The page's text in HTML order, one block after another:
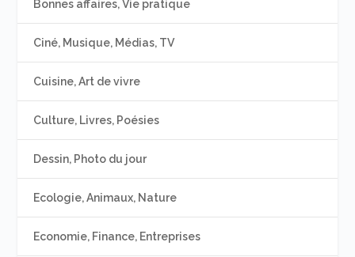
Bonnes affaires, Vie pratique
Ciné, Musique, Médias, TV
Cuisine, Art de vivre
Culture, Livres, Poésies
Dessin, Photo du jour
Ecologie, Animaux, Nature
Economie, Finance, Entreprises